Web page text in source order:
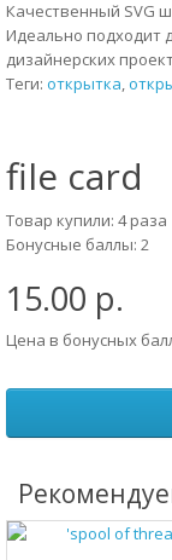
Качественный SVG
Идеально подходит
дизайнерских
Теги: открытка,
file card
Товар купили: 4 раза
Бонусные баллы: 2
15.00 р.
Цена в бонусных